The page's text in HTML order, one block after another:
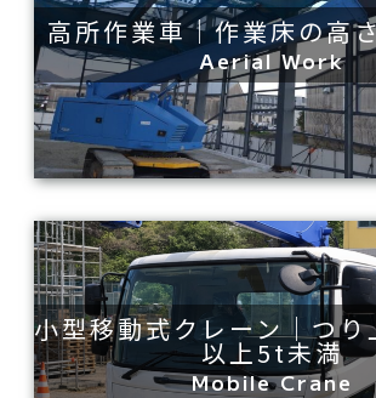
高所作業車｜作業床の高
Aerial Work
小型移動式クレーン｜つ
以上5t未満
Mobile Crane